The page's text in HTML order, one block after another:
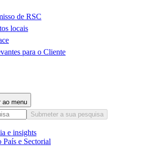
de RSC
locais
para o Cliente
ao menu
Submeter a sua pesquisa
e insights
País e Sectorial